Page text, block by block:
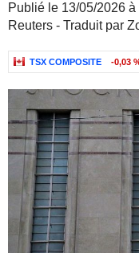
Publié le 13/05/2026 à
Reuters - Traduit par
TSX COMPOSITE -0,03